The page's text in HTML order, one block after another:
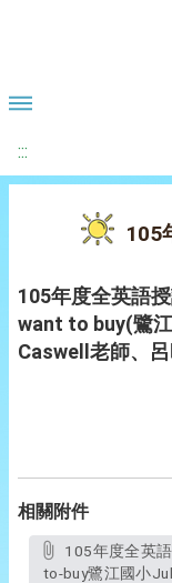
:::
105
105年度全英語
want to buy(鷺
Caswell老師、
相關附件
to-buy鷺江國小